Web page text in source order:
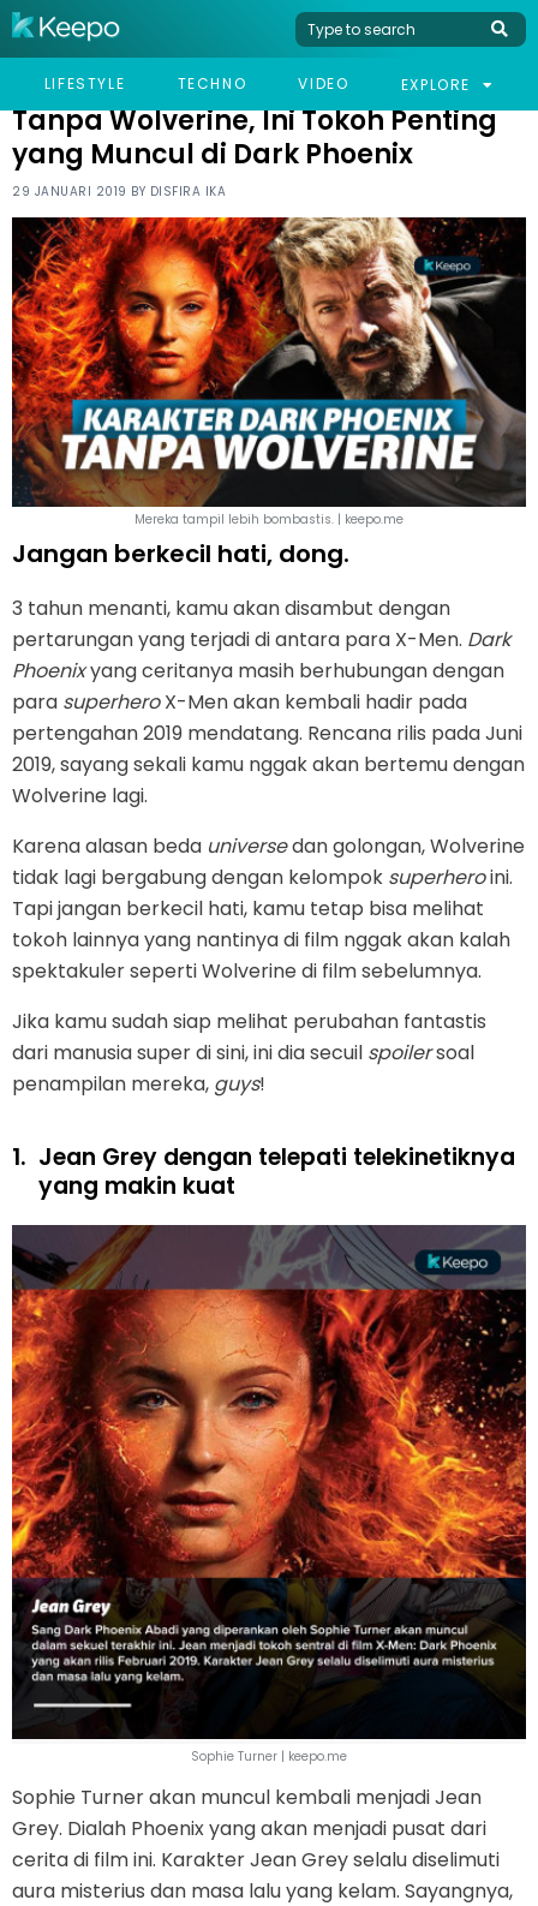
LIFESTYLE TECHNO VIDEO EXPLORE
HOME LIFESTYLE
TANPA WOLVERINE, INI TOKOH PENTING YANG MUNCUL DI DARK
Tanpa Wolverine, Ini Tokoh Penting
yang Muncul di Dark Phoenix
29 JANUARI 2019 BY DISFIRA IKA
Mereka tampil lebih bombastis. | keepo.me
Jangan berkecil hati, dong.
3 tahun menanti, kamu akan disambut dengan
pertarungan yang terjadi di antara para X-Men. Dark
Phoenixyang ceritanya masih berhubungan dengan
para superheroX-Men akan kembali hadir pada
pertengahan 2019 mendatang. Rencana rilis pada Juni
2019, sayang sekali kamu nggak akan bertemu dengan
Wolverine lagi.
Karena alasan beda universedan golongan, Wolverine
tidak lagi bergabung dengan kelompok superheroini.
Tapi jangan berkecil hati, kamu tetap bisa melihat
tokoh lainnya yang nantinya di film nggak akan kalah
spektakuler seperti Wolverine di film sebelumnya.
Jika kamu sudah siap melihat perubahan fantastis
dari manusia super di sini, ini dia secuil spoilersoal
penampilan mereka, guys!
1. Jean Grey dengan telepati telekinetiknya
yang makin kuat
Sophie Turner | keepo.me
Sophie Turner akan muncul kembali menjadi Jean
Grey. Dialah Phoenix yang akan menjadi pusat dari
cerita di film ini. Karakter Jean Grey selalu diselimuti
aura misterius dan masa lalu yang kelam. Sayangnya,